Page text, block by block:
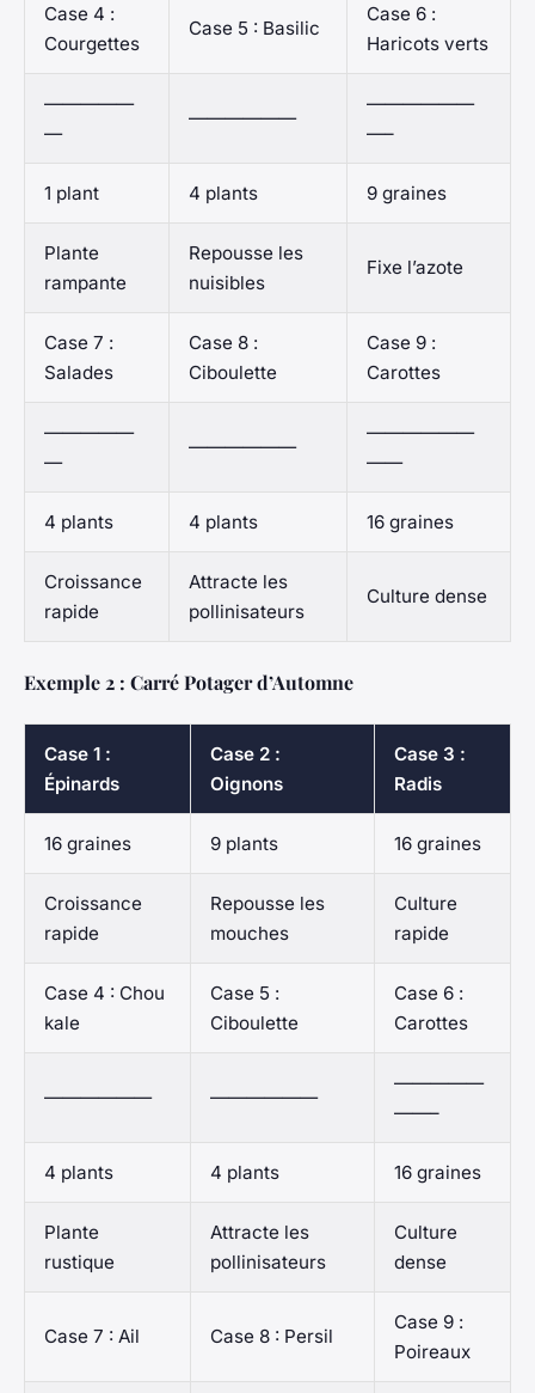
Case 4 :
Courgettes
Case 5 : Basilic
Case 6 :
Haricots verts
—————
—
——————
——————
—–
1 plant 4 plants 9 graines
Plante
rampante
Repousse les
nuisibles
Fixe l’azote
Case 7 :
Salades
Case 8 :
Ciboulette
Case 9 :
Carottes
—————
—
——————
——————
——
4 plants 4 plants 16 graines
Croissance
rapide
Attracte les
pollinisateurs
Culture dense
Exemple 2 : Carré Potager d’Automne
Case 1 :
Épinards
Case 2 :
Oignons
Case 3 :
Radis
16 graines 9 plants 16 graines
Croissance
rapide
Repousse les
mouches
Culture
rapide
Case 4 : Chou
kale
Case 5 :
Ciboulette
Case 6 :
Carottes
—————— ——————
—————
——–
4 plants 4 plants 16 graines
Plante
rustique
Attracte les
pollinisateurs
Culture
dense
Case 7 : Ail Case 8 : Persil
Case 9 :
Poireaux